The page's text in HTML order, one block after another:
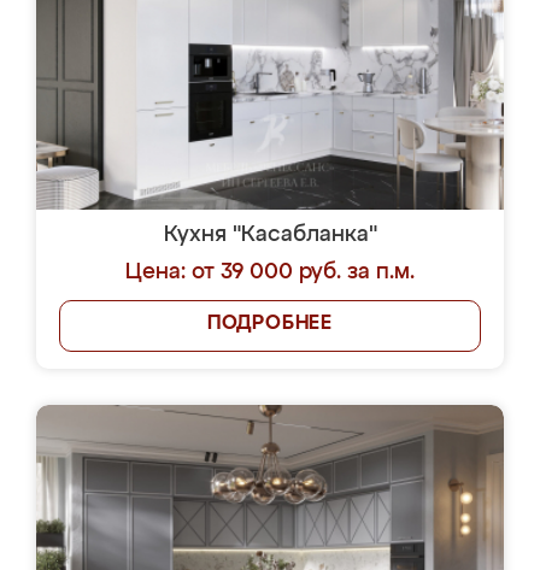
Кухня "Касабланка"
Цена: от 39 000 руб. за п.м.
ПОДРОБНЕЕ